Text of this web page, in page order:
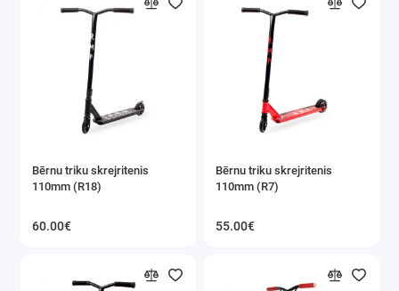
Bērnu triku skrejritenis
110mm (R18)
60.00€
Bērnu triku skrejritenis
110mm (R7)
55.00€